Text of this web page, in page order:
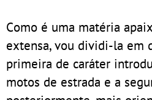
Como é uma matéria
extensa, vou dividi-la em
primeira de caráter
motos de estrada e a